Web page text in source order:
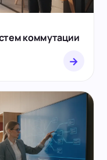
коммутации
→